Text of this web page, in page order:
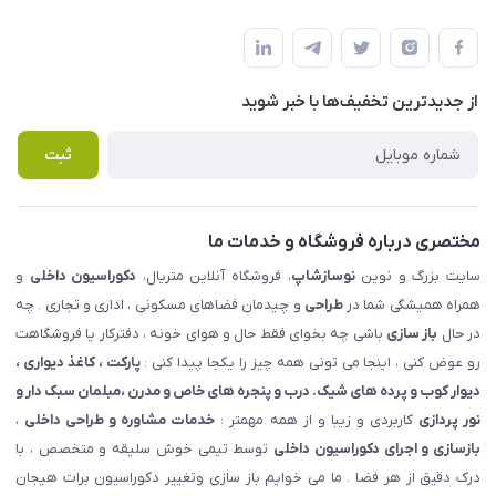
املاک مدنی - نوساز شاپ
لیست محصولات
درباره ما
قوانین و مقررات
حریم خصوصی
راهنما
پرسش های متداول
از جدید‌ترین تخفیف‌ها با‌ خبر شوید
ثبت
مختصری درباره فروشگاه و خدمات ما
سایت بزرگ و نویننوسازشاپ، فروشگاه آنلاین متریال، دکوراسیون داخلی و
همراه همیشگی شما درطراحی و چیدمان فضاهای مسکونی ، اداری و تجاری . چه
در حال باز سازی باشی چه بخوای فقط حال و هوای خونه ، دفترکار یا فروشگاهت
رو عوض کنی ، اینجا می تونی همه چیز را یکجا پیدا کنی :پارکت ، کاغذ دیواری ،
دیوار کوب و پرده های شیک. درب و پنجره های خاص و مدرن ،مبلمان سبک دار و
نور پردازی کاربردی و زیبا و از همه مهمتر : خدمات مشاوره و طراحی داخلی ،
بازسازی و اجرای دکوراسیون داخلی توسط تیمی خوش سلیقه و متخصص ، با
درک دقیق از هر فضا . ما می خوایم باز سازی وتغییر دکوراسیون برات هیجان